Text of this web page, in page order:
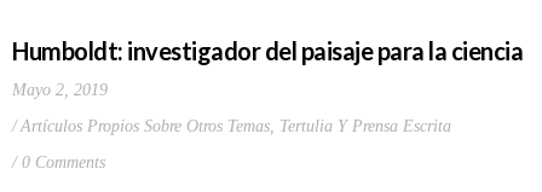
Humboldt: investigador del paisaje para la ciencia
Mayo 2, 2019
Artículos Propios Sobre Otros Temas, Tertulia Y Prensa Escrita
0 Comments